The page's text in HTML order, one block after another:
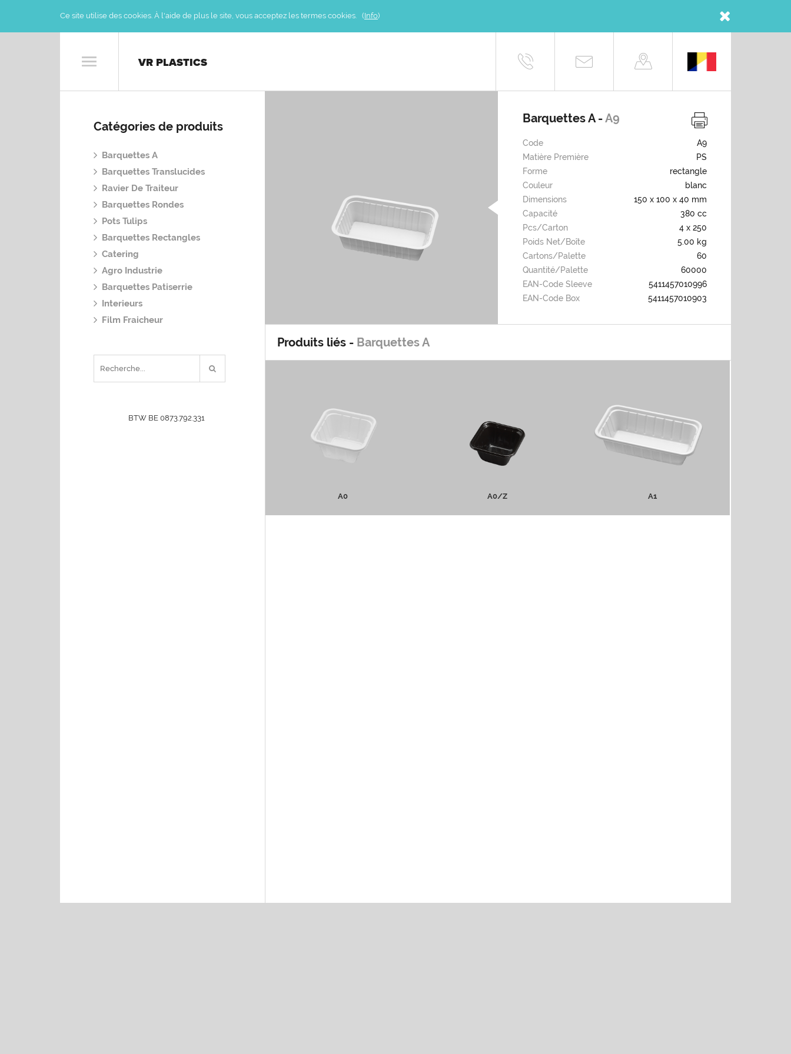
Ce site utilise des cookies. À l'aide de plus le site, vous acceptez les termes cookies. (Info)
VR PLASTICS
Catégories de produits
Barquettes A
Barquettes Translucides
Ravier De Traiteur
Barquettes Rondes
Pots Tulips
Barquettes Rectangles
Catering
Agro Industrie
Barquettes Patiserrie
Interieurs
Film Fraicheur
Barquettes A -A9
Code
A9
Matière Première
PS
Forme
rectangle
Couleur
blanc
Dimensions
150 x 100 x 40 mm
Capacité
380 cc
Pcs/carton
4 x 250
Poids Net/boîte
5.00 kg
Cartons/palette
60
Quantité/palette
60000
EAN-Code Sleeve
5411457010996
EAN-Code Box
5411457010903
Produits liés - Barquettes A
A0
A0
A0/Z
PLUS D'INFOS
A1
A1
PLUS D'INFOS
BTW BE 0873.792.331